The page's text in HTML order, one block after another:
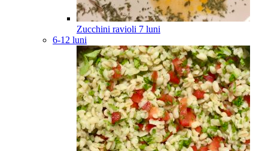
Zucchini ravioli 7 luni
6-12 luni